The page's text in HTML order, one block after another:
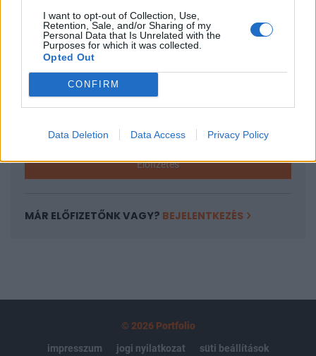
I want to opt-out of Collection, Use,
Retention, Sale, and/or Sharing of my
Personal Data that Is Unrelated with the
Purposes for which it was collected.
Opted Out
CONFIRM
Data Deletion Data Access Privacy Policy
A keresett cikk a portfolio.hu hírarchívumához
tartozik, melynek olvasása előfizetéses
regisztrációhoz kötött.
Az előfizetés a következőket tartalmazza:
Portfolio.hu teljes cikkarchívum
Kötéslisták: BÉT elmúlt 2 év napon belüli
kötéslistái
Előfizetés
MÁR ELŐFIZETŐNK VAGY? BEJELENTKEZÉS
© 2026 Portfolio
impresszum
jogi nyilatkozat süti beállítások